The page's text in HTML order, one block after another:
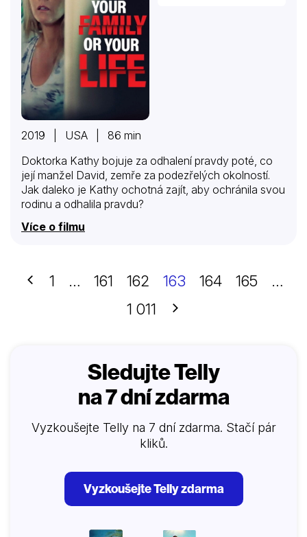
2019 | USA | 86 min
Doktorka Kathy bojuje za odhalení pravdy poté, co
její manžel David, zemře za podezřelých okolností.
Jak daleko je Kathy ochotná zajít, aby ochránila svou
rodinu a odhalila pravdu?
Více o filmu
Předchozí
1 … 161 162 163 164 165
…
1 011
Další
Sledujte Telly
na 7 dní zdarma
Vyzkoušejte Telly na 7 dní zdarma. Stačí pár
kliků.
Vyzkoušejte Telly zdarma